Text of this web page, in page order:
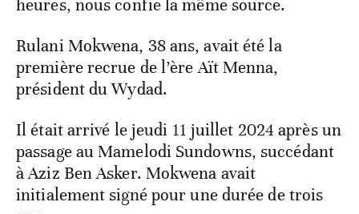
heures, nous confie la même source.
Rulani Mokwena, 38 ans, avait été la
première recrue de l’ère Aït Menna,
président du Wydad.
Il était arrivé le jeudi 11 juillet 2024 après un
passage au Mamelodi Sundowns, succédant
à Aziz Ben Asker. Mokwena avait
initialement signé pour une durée de trois